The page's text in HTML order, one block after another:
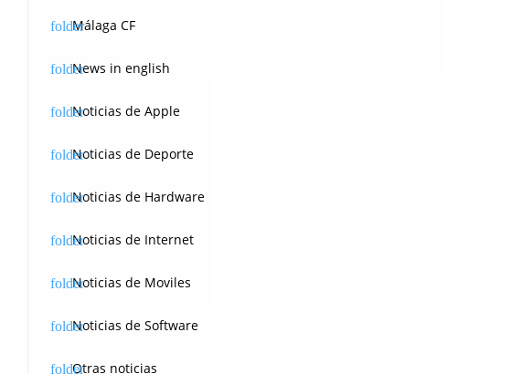
Málaga CF
News in english
Noticias de Apple
Noticias de Deporte
Noticias de Hardware
Noticias de Internet
Noticias de Moviles
Noticias de Software
Otras noticias